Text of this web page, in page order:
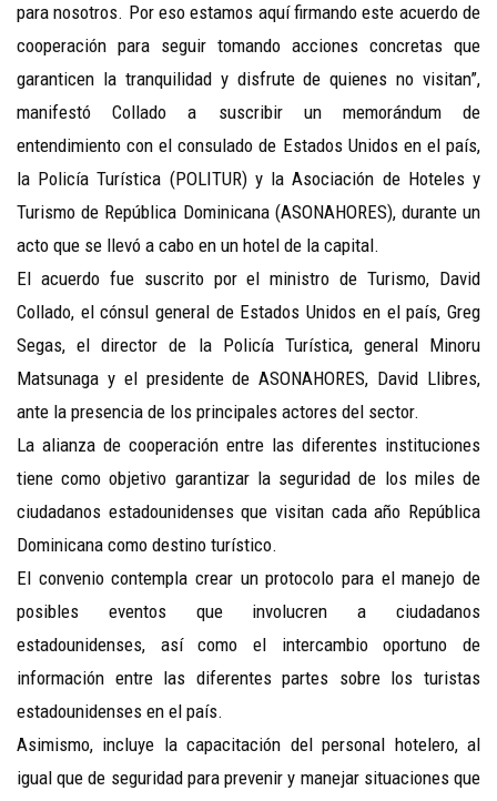
para nosotros. Por eso estamos aquí firmando este acuerdo de
cooperación para seguir tomando acciones concretas que
garanticen la tranquilidad y disfrute de quienes no visitan”,
manifestó Collado a suscribir un memorándum de
entendimiento con el consulado de Estados Unidos en el país,
la Policía Turística (POLITUR) y la Asociación de Hoteles y
Turismo de República Dominicana (ASONAHORES), durante un
acto que se llevó a cabo en un hotel de la capital.
El acuerdo fue suscrito por el ministro de Turismo, David
Collado, el cónsul general de Estados Unidos en el país, Greg
Segas, el director de la Policía Turística, general Minoru
Matsunaga y el presidente de ASONAHORES, David Llibres,
ante la presencia de los principales actores del sector.
La alianza de cooperación entre las diferentes instituciones
tiene como objetivo garantizar la seguridad de los miles de
ciudadanos estadounidenses que visitan cada año República
Dominicana como destino turístico.
El convenio contempla crear un protocolo para el manejo de
posibles eventos que involucren a ciudadanos
estadounidenses, así como el intercambio oportuno de
información entre las diferentes partes sobre los turistas
estadounidenses en el país.
Asimismo, incluye la capacitación del personal hotelero, al
igual que de seguridad para prevenir y manejar situaciones que